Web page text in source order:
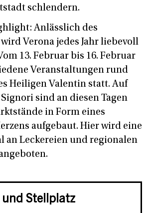
schlendern.
Anlässlich des
Verona jedes Jahr liebevoll
13. Februar bis 16. Februar
Veranstaltungen rund
Heiligen Valentin statt. Auf
sind an diesen Tagen
in Form eines
aufgebaut. Hier wird eine
an Leckereien und regionalen
und Stellplatz